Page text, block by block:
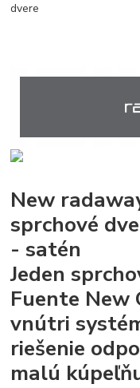
dvere
New
sprchové
- satén
Jeden
Fuente New
vnútri
riešenie
malú